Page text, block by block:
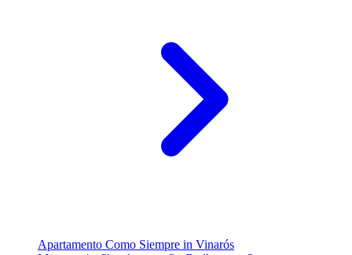
Apartamento Como Siempre in Vinarós